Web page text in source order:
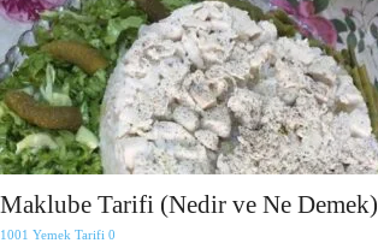
Maklube Tarifi (Nedir ve Ne Demek)
1001 Yemek Tarifi 0